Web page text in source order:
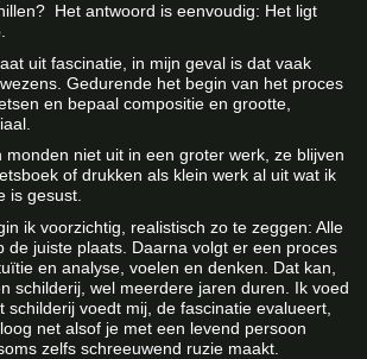
Het antwoord is eenvoudig: Het ligt
uit fascinatie, in mijn geval is dat vaak
Gedurende het begin van het proces
en bepaal compositie en grootte,
monden niet uit in een groter werk, ze blijven
of drukken als klein werk al uit wat ik
is gesust.
ik voorzichtig, realistisch zo te zeggen: Alle
de juiste plaats. Daarna volgt er een proces
en analyse, voelen en denken. Dat kan,
schilderij, wel meerdere jaren duren. Ik voed
schilderij voedt mij, de fascinatie evalueert,
net alsof je met een levend persoon
zelfs schreeuwend ruzie maakt.